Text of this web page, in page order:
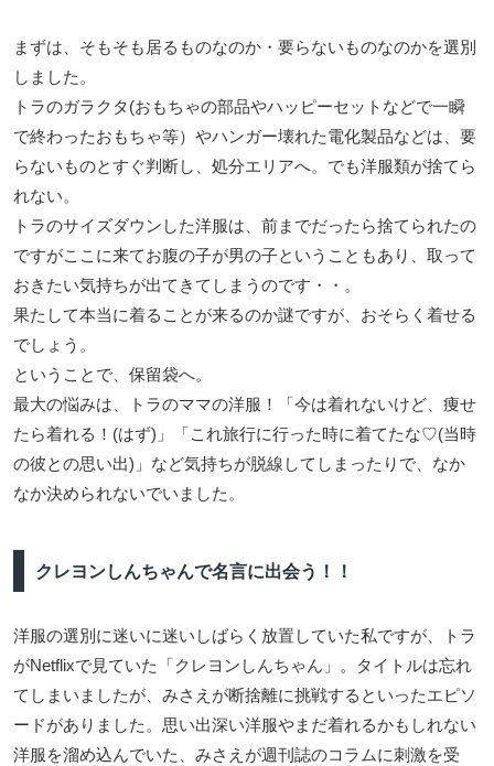
まずは、そもそも居るものなのか・要らないものなのかを選別
しました。
トラのガラクタ(おもちゃの部品やハッピーセットなどで一瞬
で終わったおもちゃ等）やハンガー壊れた電化製品などは、要
らないものとすぐ判断し、処分エリアへ。でも洋服類が捨てら
れない。
トラのサイズダウンした洋服は、前までだったら捨てられたの
ですがここに来てお腹の子が男の子ということもあり、取って
おきたい気持ちが出てきてしまうのです・・。
果たして本当に着ることが来るのか謎ですが、おそらく着せる
でしょう。
ということで、保留袋へ。
最大の悩みは、トラのママの洋服！「今は着れないけど、痩せ
たら着れる！(はず)」「これ旅行に行った時に着てたな♡(当時
の彼との思い出)」など気持ちが脱線してしまったりで、なか
なか決められないでいました。
クレヨンしんちゃんで名言に出会う！！
洋服の選別に迷いに迷いしばらく放置していた私ですが、トラ
がNetflixで見ていた「クレヨンしんちゃん」。タイトルは忘れ
てしまいましたが、みさえが断捨離に挑戦するといったエピソ
ードがありました。思い出深い洋服やまだ着れるかもしれない
洋服を溜め込んでいた、みさえが週刊誌のコラムに刺激を受